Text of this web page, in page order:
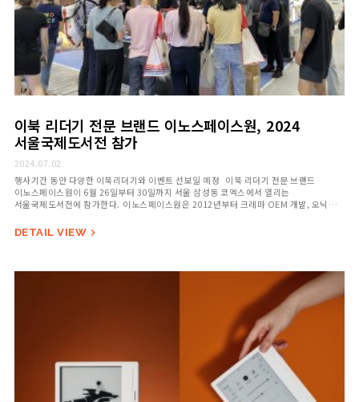
이북 리더기 전문 브랜드 이노스페이스원, 2024
서울국제도서전 참가
2024.07.02
행사기간 동안 다양한 이북리더기와 이벤트 선보일 예정 이북 리더기 전문 브랜드
이노스페이스원이 6월 26일부터 30일까지 서울 삼성동 코엑스에서 열리는
서울국제도서전에 참가한다. 이노스페이스원은 2012년부터 크레마 OEM 개발, 오닉스
브랜드로, 2022년부터는 자체 이북 리더기를 제작해 현재까지 루나(LUNA), 루나
DETAIL VIEW 